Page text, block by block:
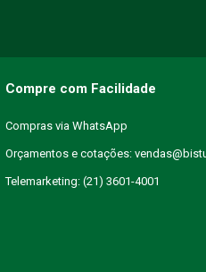
Compre com Facilidade
Compras via WhatsApp
Orçamentos e cotações:
Telemarketing: (21) 3601-4001